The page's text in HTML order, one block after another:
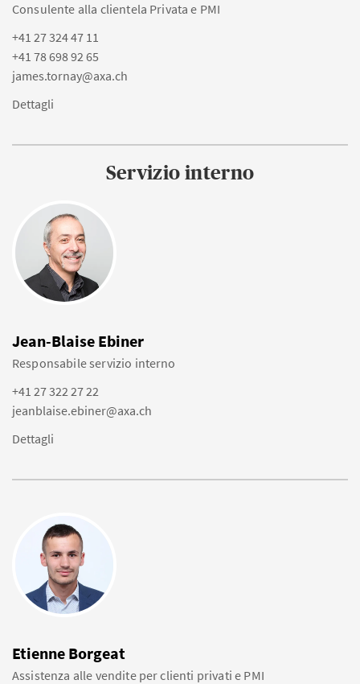
Consulente alla clientela Privata e PMI
+41 27 324 47 11
+41 78 698 92 65
james.tornay@axa.ch
Dettagli
Servizio interno
Jean-Blaise Ebiner
Responsabile servizio interno
+41 27 322 27 22
jeanblaise.ebiner@axa.ch
Dettagli
Etienne Borgeat
Assistenza alle vendite per clienti privati e PMI